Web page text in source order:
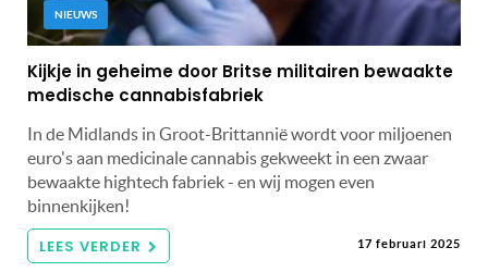
NIEUWS
Kijkje in geheime door Britse militairen bewaakte
medische cannabisfabriek
In de Midlands in Groot-Brittannië wordt voor miljoenen
euro's aan medicinale cannabis gekweekt in een zwaar
bewaakte hightech fabriek - en wij mogen even
binnenkijken!
LEES VERDER 17 februari 2025